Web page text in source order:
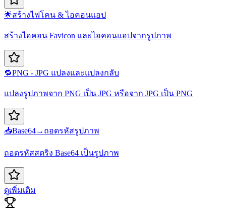
🌟สร้างไฟ​โคน & ไอคอนแอป
สร้างไอคอน Favicon และไอคอนแอปจากรูปภาพ
🔁PNG - JPG แปลงและแปลงกลับ
แปลงรูปภาพจาก PNG เป็น JPG หรือจาก JPG เป็น PNG
📥Base64→ถอดรหัสรูปภาพ
ถอดรหัสสตริง Base64 เป็นรูปภาพ
ดูเพิ่มเติม